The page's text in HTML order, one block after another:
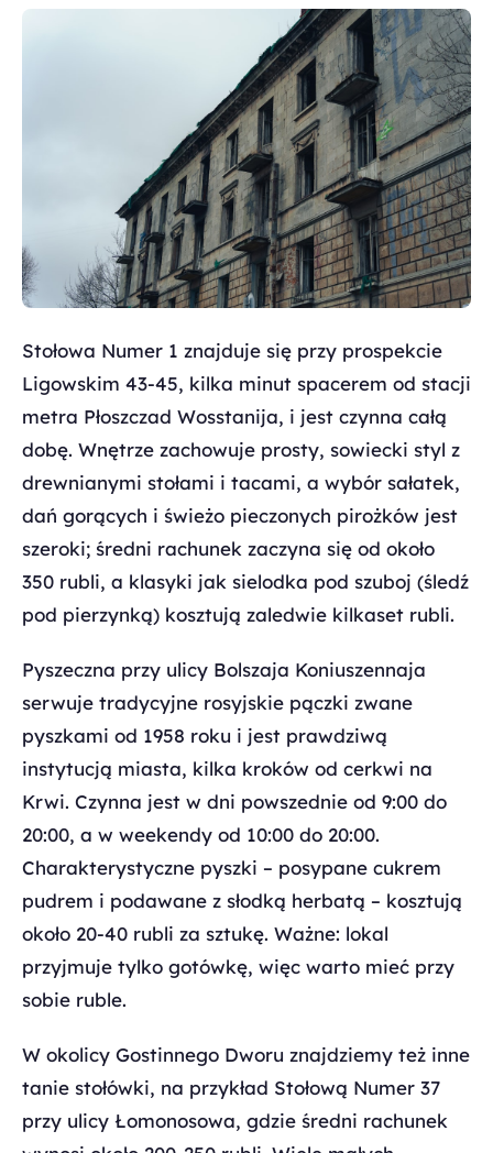
Stołowa Numer 1 znajduje się przy prospekcie
Ligowskim 43-45, kilka minut spacerem od stacji
metra Płoszczad Wosstanija, i jest czynna całą
dobę. Wnętrze zachowuje prosty, sowiecki styl z
drewnianymi stołami i tacami, a wybór sałatek,
dań gorących i świeżo pieczonych pirożków jest
szeroki; średni rachunek zaczyna się od około
350 rubli, a klasyki jak sielodka pod szuboj (śledź
pod pierzynką) kosztują zaledwie kilkaset rubli.
Pyszeczna przy ulicy Bolszaja Koniuszennaja
serwuje tradycyjne rosyjskie pączki zwane
pyszkami od 1958 roku i jest prawdziwą
instytucją miasta, kilka kroków od cerkwi na
Krwi. Czynna jest w dni powszednie od 9:00 do
20:00, a w weekendy od 10:00 do 20:00.
Charakterystyczne pyszki – posypane cukrem
pudrem i podawane z słodką herbatą – kosztują
około 20-40 rubli za sztukę. Ważne: lokal
przyjmuje tylko gotówkę, więc warto mieć przy
sobie ruble.
W okolicy Gostinnego Dworu znajdziemy też inne
tanie stołówki, na przykład Stołową Numer 37
przy ulicy Łomonosowa, gdzie średni rachunek